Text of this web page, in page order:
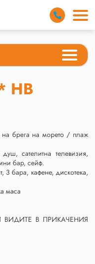
HB
на брега на морето / плаж
сателитна телевизия,
бар, сейф.
3 бара, кафене, дискотека,
маса
В ПРИКАЧЕНИЯ